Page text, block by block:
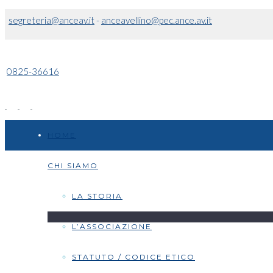
segreteria@anceav.it- anceavellino@pec.ance.av.it
0825-36616
CHI SIAMO
LA STORIA
L’ASSOCIAZIONE
STATUTO / CODICE ETICO